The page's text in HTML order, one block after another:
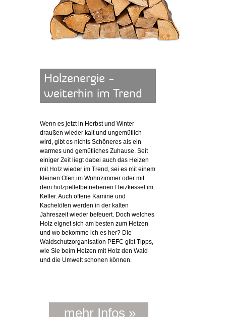
Holzenergie -
weiterhin im Trend
Wenn es jetzt in Herbst und Winter
draußen wieder kalt und ungemütlich
wird, gibt es nichts Schöneres als ein
warmes und gemütliches Zuhause. Seit
einiger Zeit liegt dabei auch das Heizen
mit Holz wieder im Trend, sei es mit einem
kleinen Ofen im Wohnzimmer oder mit
dem holzpelletbetriebenen Heizkessel im
Keller. Auch offene Kamine und
Kachelöfen werden in der kalten
Jahreszeit wieder befeuert. Doch welches
Holz eignet sich am besten zum Heizen
und wo bekomme ich es her? Die
Waldschutzorganisation PEFC gibt Tipps,
wie Sie beim Heizen mit Holz den Wald
und die Umwelt schonen können.
mehr Infos